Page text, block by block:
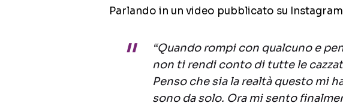
Parlando in un video pubblicato su
“Quando rompi con qualcuno e
non ti rendi conto di tutte le
Penso che sia la realtà questo mi
sono da solo. Ora mi sento